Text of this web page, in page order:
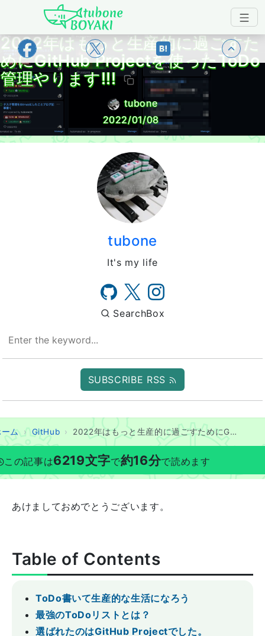
Japanese IT Developer's Blog tubone
2022年はもっと生産的に過ごすた
めにGitHub Projectを使ったToDo
管理やります!!!
tubone
2022/01/08
tubone
It's my life
SearchBox
SUBSCRIBE RSS
ーム GitHub 2022年はもっと生産的に過ごすためにGitHub Projectを使ったToDo管理やります!!!
この記事は6219文字で約16分で読めます
あけましておめでとうございます。
Table of Contents
ToDo書いて生産的な生活になろう
最強のToDoリストとは？
選ばれたのはGitHub Projectでした。
トップ